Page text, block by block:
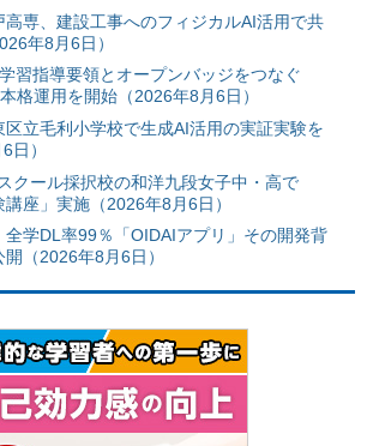
専、建設工事へのフィジカルAI活用で共
年8月6日）
習指導要領とオープンバッジをつなぐ
格運用を開始（2026年8月6日）
立毛利小学校で生成AI活用の実証実験を
日）
クール採択校の和洋九段女子中・高で
講座」実施（2026年8月6日）
全学DL率99％「OIDAIアプリ」その開発背
（2026年8月6日）